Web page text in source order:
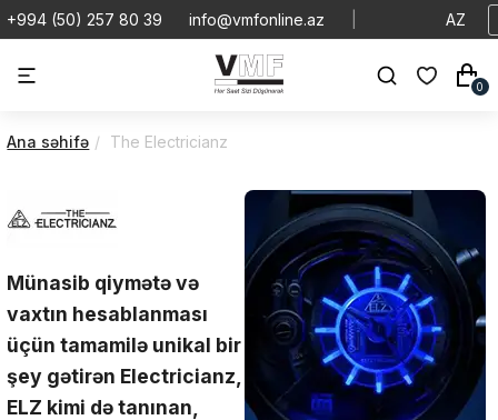
+994 (50) 257 80 39 info@vmfonline.az AZ
0
Ana səhifə The Electricianz
Münasib qiymətə və
vaxtın hesablanması
üçün tamamilə unikal bir
şey gətirən Electricianz,
ELZ kimi də tanınan,